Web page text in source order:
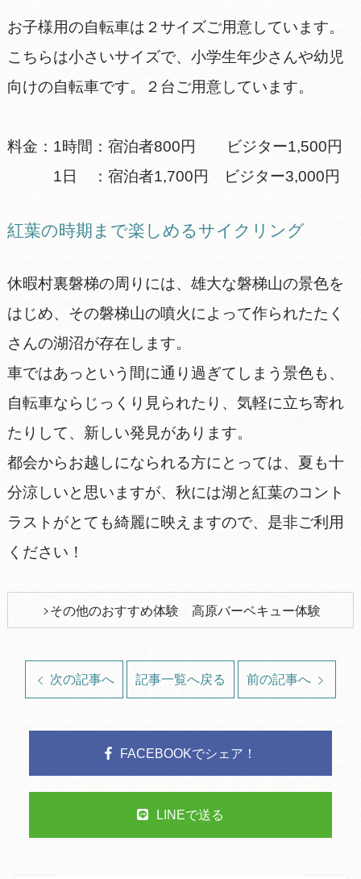
お子様用の自転車は２サイズご用意しています。
こちらは小さいサイズで、小学生年少さんや幼児
向けの自転車です。２台ご用意しています。
料金：1時間：宿泊者800円 ビジター1,500円
1日 ：宿泊者1,700円 ビジター3,000円
紅葉の時期まで楽しめるサイクリング
休暇村裏磐梯の周りには、雄大な磐梯山の景色を
はじめ、その磐梯山の噴火によって作られたたく
さんの湖沼が存在します。
車ではあっという間に通り過ぎてしまう景色も、
自転車ならじっくり見られたり、気軽に立ち寄れ
たりして、新しい発見があります。
都会からお越しになられる方にとっては、夏も十
分涼しいと思いますが、秋には湖と紅葉のコント
ラストがとても綺麗に映えますので、是非ご利用
ください！
その他のおすすめ体験 高原バーベキュー体験
次の記事へ 記事一覧へ戻る 前の記事へ
FACEBOOKでシェア！
LINEで送る